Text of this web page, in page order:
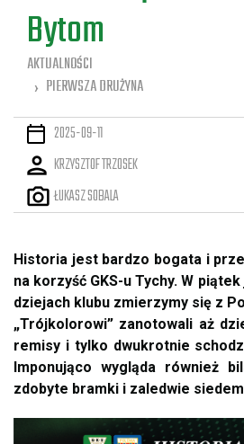
Bytom
AKTUALNOŚCI
PIERWSZA DRUŻYNA
2025-09-11
KRZYSZTOF TRZOSEK
ŁUKASZ SOBALA
Historia jest bardzo bogata i
na korzyść GKS-u Tychy. W
dziejach klubu zmierzymy się z
„Trójkolorowi” zanotowali aż
remisy i tylko dwukrotnie
Imponująco wygląda również
zdobyte bramki i zaledwie